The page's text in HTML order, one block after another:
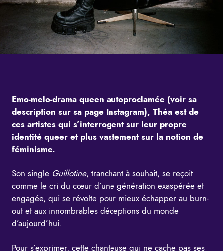
Emo-melo-drama queen autoproclamée (voir sa
description sur sa page Instagram), Théa est de
ces artistes qui s’interrogent sur leur propre
identité queer et plus vastement sur la notion de
féminisme.
Son single Guillotine, tranchant à souhait, se reçoit
comme le cri du cœur d’une génération exaspérée et
engagée, qui se révolte pour mieux échapper au burn-
out et aux innombrables déceptions du monde
d’aujourd’hui.
Pour s’exprimer, cette chanteuse qui ne cache pas ses